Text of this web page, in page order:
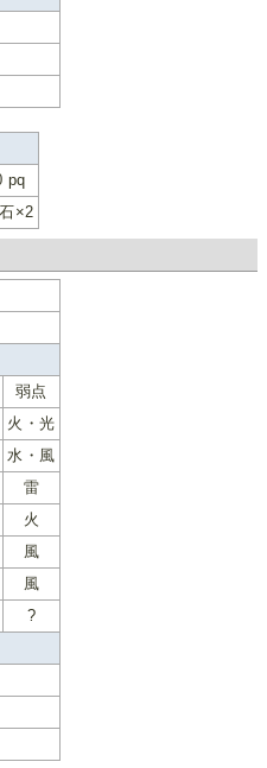
pq
×2
弱点
火・光
水・風
雷
火
風
風
?